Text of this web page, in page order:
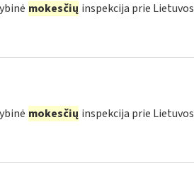
mokesčių inspekcija prie Lietuvos
mokesčių inspekcija prie Lietuvos